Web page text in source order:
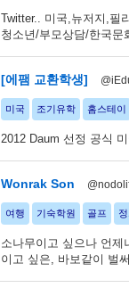
Twitter.. 미국,뉴저지,필
청소년/부모상담/한국문
[에팸 교환학생]
미국 조기유학 홈스테이
2012 Daum 선정 공식
Wonrak Son
여행 기숙학원 골프
소나무이고 싶으나 언
이고 싶은, 바보같이 벌